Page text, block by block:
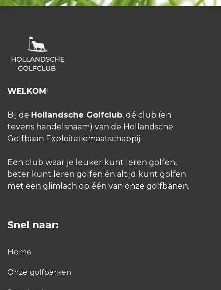
WELKOM!
Bij de Hollandsche Golfclub, dé club (en
tevens handelsnaam) van de Hollandsche
Golfbaan Exploitatiemaatschappij.
Een club waar je leuker kunt leren golfen,
beter kunt leren golfen én altijd kunt golfen
met een glimlach op één van onze golfbanen.
Snel naar:
Home
Onze golfparken